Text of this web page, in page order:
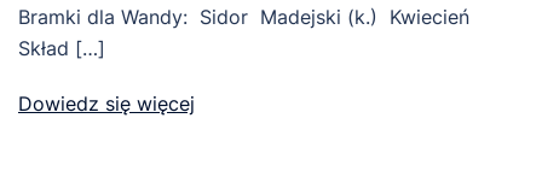
Bramki dla Wandy: Sidor Madejski (k.) Kwiecień
Skład […]
Dowiedz się więcej